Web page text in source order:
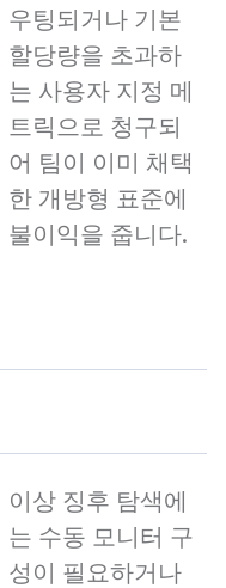
우팅되거나 기본
할당량을 초과하
는 사용자 지정 메
트릭으로 청구되
어 팀이 이미 채택
한 개방형 표준에
불이익을 줍니다.
이상 징후 탐색에
는 수동 모니터 구
성이 필요하거나